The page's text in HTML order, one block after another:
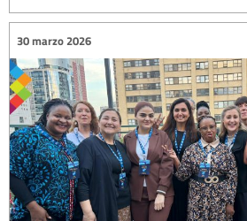
30 marzo 2026